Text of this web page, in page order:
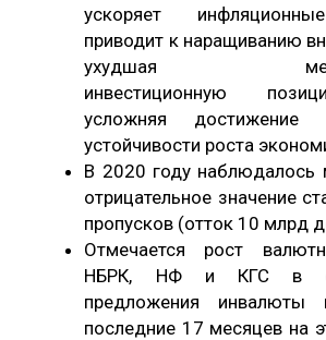
ускоряет
приводит к наращиванию
ухудшая
инвестиционную
усложняя достижение
устойчивости роста
В 2020 году наблюдалось
отрицательное значение
пропусков (отток 10 млрд
Отмечается рост
НБРК, НФ и КГС в
предложения инвалюты
последние 17 месяцев на